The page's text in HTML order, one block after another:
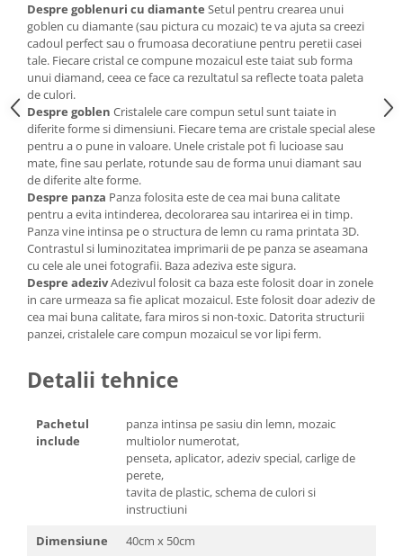
Despre goblenuri cu diamante Setul pentru crearea unui
goblen cu diamante (sau pictura cu mozaic) te va ajuta sa creezi
cadoul perfect sau o frumoasa decoratiune pentru peretii casei
tale. Fiecare cristal ce compune mozaicul este taiat sub forma
unui diamand, ceea ce face ca rezultatul sa reflecte toata paleta
de culori.
Despre goblen Cristalele care compun setul sunt taiate in
diferite forme si dimensiuni. Fiecare tema are cristale special alese
pentru a o pune in valoare. Unele cristale pot fi lucioase sau
mate, fine sau perlate, rotunde sau de forma unui diamant sau
de diferite alte forme.
Despre panza Panza folosita este de cea mai buna calitate
pentru a evita intinderea, decolorarea sau intarirea ei in timp.
Panza vine intinsa pe o structura de lemn cu rama printata 3D.
Contrastul si luminozitatea imprimarii de pe panza se aseamana
cu cele ale unei fotografii. Baza adeziva este sigura.
Despre adezivAdezivul folosit ca baza este folosit doar in zonele
in care urmeaza sa fie aplicat mozaicul. Este folosit doar adeziv de
cea mai buna calitate, fara miros si non-toxic. Datorita structurii
panzei, cristalele care compun mozaicul se vor lipi ferm.
Detalii tehnice
Pachetul
include
panza intinsa pe sasiu din lemn, mozaic
multiolor numerotat,
penseta, aplicator, adeziv special, carlige de
perete,
tavita de plastic, schema de culori si
instructiuni
Dimensiune
40cm x 50cm